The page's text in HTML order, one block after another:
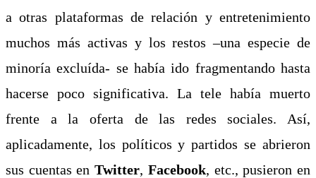
a otras plataformas de relación y entretenimiento
muchos más activas y los restos –una especie de
minoría excluída- se había ido fragmentando hasta
hacerse poco significativa. La tele había muerto
frente a la oferta de las redes sociales. Así,
aplicadamente, los políticos y partidos se abrieron
sus cuentas enTwitter, Facebook, etc., pusieron en